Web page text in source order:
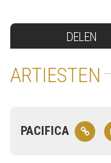
DELEN
ARTIESTEN
PACIFICA